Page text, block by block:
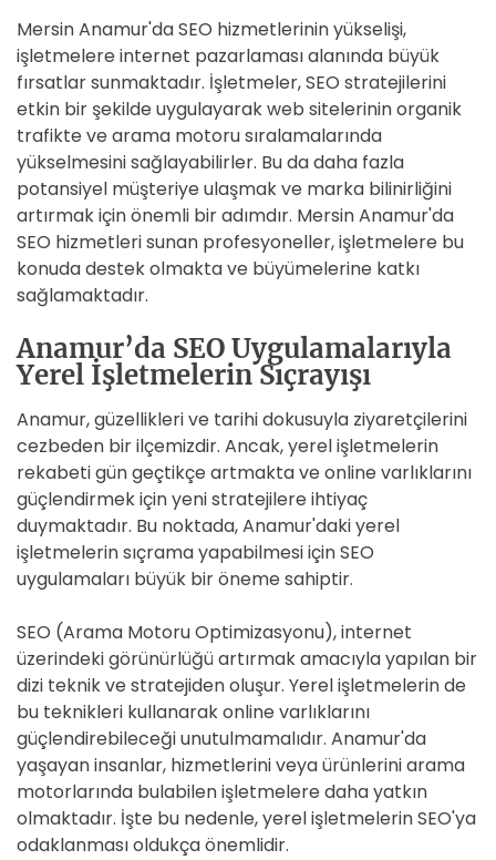
Mersin Anamur'da SEO hizmetlerinin yükselişi,
işletmelere internet pazarlaması alanında büyük
fırsatlar sunmaktadır. İşletmeler, SEO stratejilerini
etkin bir şekilde uygulayarak web sitelerinin organik
trafikte ve arama motoru sıralamalarında
yükselmesini sağlayabilirler. Bu da daha fazla
potansiyel müşteriye ulaşmak ve marka bilinirliğini
artırmak için önemli bir adımdır. Mersin Anamur'da
SEO hizmetleri sunan profesyoneller, işletmelere bu
konuda destek olmakta ve büyümelerine katkı
sağlamaktadır.
Anamur’da SEO Uygulamalarıyla
Yerel İşletmelerin Sıçrayışı
Anamur, güzellikleri ve tarihi dokusuyla ziyaretçilerini
cezbeden bir ilçemizdir. Ancak, yerel işletmelerin
rekabeti gün geçtikçe artmakta ve online varlıklarını
güçlendirmek için yeni stratejilere ihtiyaç
duymaktadır. Bu noktada, Anamur'daki yerel
işletmelerin sıçrama yapabilmesi için SEO
uygulamaları büyük bir öneme sahiptir.
SEO (Arama Motoru Optimizasyonu), internet
üzerindeki görünürlüğü artırmak amacıyla yapılan bir
dizi teknik ve stratejiden oluşur. Yerel işletmelerin de
bu teknikleri kullanarak online varlıklarını
güçlendirebileceği unutulmamalıdır. Anamur'da
yaşayan insanlar, hizmetlerini veya ürünlerini arama
motorlarında bulabilen işletmelere daha yatkın
olmaktadır. İşte bu nedenle, yerel işletmelerin SEO'ya
odaklanması oldukça önemlidir.